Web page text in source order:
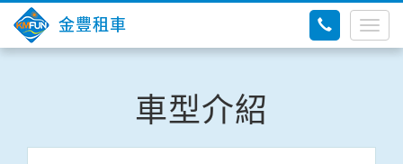
金豐租車
車型介紹